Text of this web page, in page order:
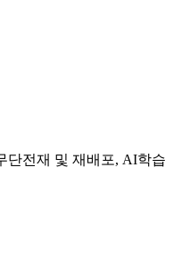
전재 및 재배포, AI학습